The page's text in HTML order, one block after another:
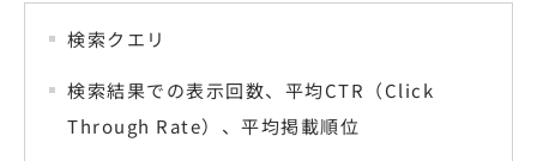
検索クエリ
検索結果での表示回数、平均CTR（Click
Through Rate）、平均掲載順位